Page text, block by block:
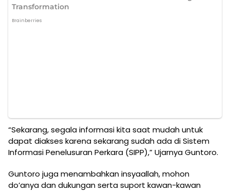
“Sekarang, segala informasi kita saat mudah untuk
dapat diakses karena sekarang sudah ada di Sistem
Informasi Penelusuran Perkara (SIPP),” Ujarnya Guntoro.
Guntoro juga menambahkan insyaallah, mohon
do’anya dan dukungan serta suport kawan-kawan